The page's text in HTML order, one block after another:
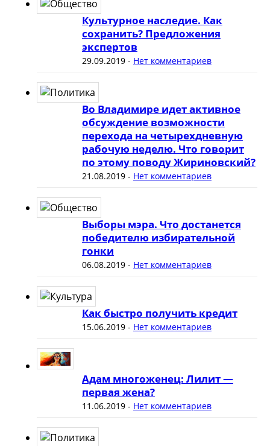
Культурное наследие. Как
сохранить? Предложения
экспертов
29.09.2019- Нет комментариев
Во Владимире идет активное
обсуждение возможности
перехода на четырехдневную
рабочую неделю. Что говорит
по этому поводу Жириновский?
21.08.2019- Нет комментариев
Выборы мэра. Что достанется
победителю избирательной
гонки
06.08.2019- Нет комментариев
Как быстро получить кредит
15.06.2019- Нет комментариев
Адам многоженец: Лилит —
первая жена?
11.06.2019- Нет комментариев